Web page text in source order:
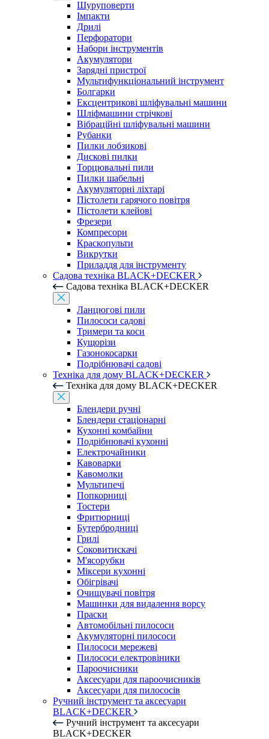
Шуруповерти
Імпакти
Дрилі
Перфоратори
Набори інструментів
Акумулятори
Зарядні пристрої
Мультифункціональний інструмент
Болгарки
Ексцентрикові шліфувальні машини
Шліфмашини стрічкові
Вібраційні шліфувальні машини
Рубанки
Пилки лобзикові
Дискові пилки
Торцювальні пили
Пилки шабельні
Акумуляторні ліхтарі
Пістолети гарячого повітря
Пістолети клейові
Фрезери
Компресори
Краскопульти
Викрутки
Приладдя для інструменту
Садова техніка BLACK+DECKER
Садова техніка BLACK+DECKER
Ланцюгові пили
Пилососи садові
Тримери та коси
Кущорізи
Газонокосарки
Подрібнювачі садові
Техніка для дому BLACK+DECKER
Техніка для дому BLACK+DECKER
Блендери ручні
Блендери стаціонарні
Кухонні комбайни
Подрібнювачі кухонні
Електрочайники
Кавоварки
Кавомолки
Мультипечі
Попкорниці
Тостери
Фритюрниці
Бутербродниці
Грилі
Соковитискачі
М'ясорубки
Міксери кухонні
Обігрівачі
Очищувачі повітря
Машинки для видалення ворсу
Праски
Автомобільні пилососи
Акумуляторні пилососи
Пилососи мережеві
Пилососи електровіники
Пароочисники
Аксесуари для пароочисників
Аксесуари для пилососів
Ручний інструмент та аксесуари
BLACK+DECKER
Ручний інструмент та аксесуари
BLACK+DECKER